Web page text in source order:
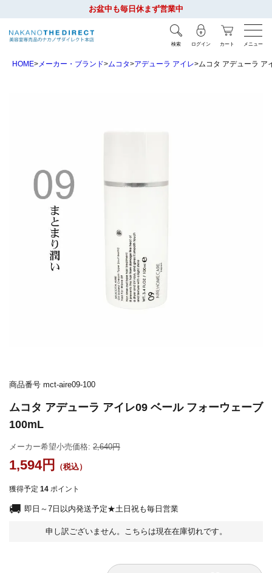
お盆中も毎日休まず営業中
検索 ログイン カート メニュー
HOME メーカー・ブランド ムコタ アデューラ アイレ ムコタ アデューラ ア
商品番号 mct-aire09-100
ムコタ アデューラ アイレ09 ベール フォーウェーブ
100mL
メーカー希望小売価格: 2,640
1,594
獲得予定 14 ポイント
即日～7日以内発送予定★土日祝も毎日営業
申し訳ございません。こちらは現在在庫切れです。